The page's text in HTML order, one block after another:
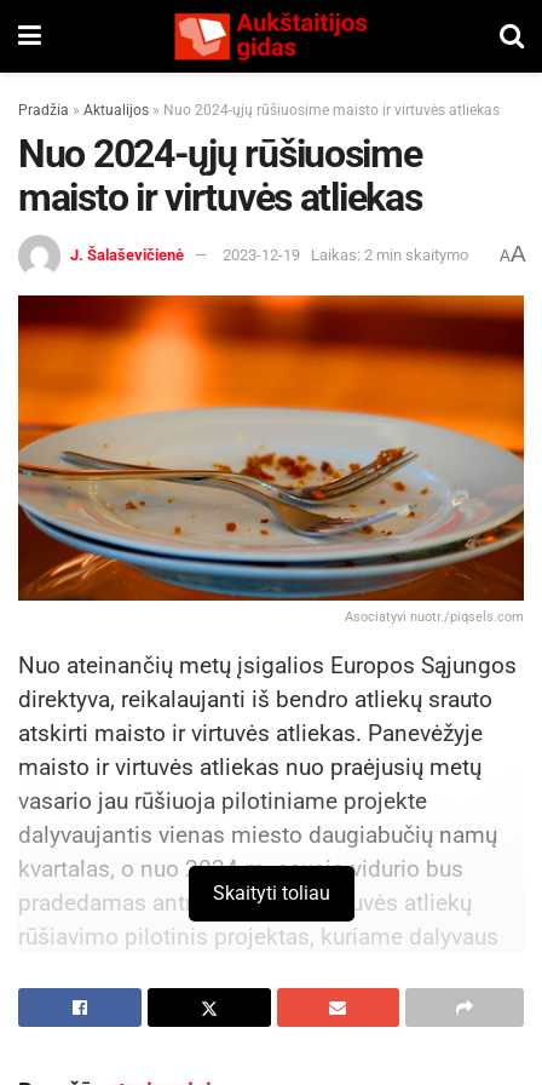
Pradžia » Aktualijos » Nuo 2024-ųjų rūšiuosime maisto ir virtuvės atliekas
Nuo 2024-ųjų rūšiuosime
maisto ir virtuvės atliekas
J. Šalaševičienė 2023-12-19 Laikas: 2 min skaitymo AA
Asociatyvi nuotr./piqsels.com
Nuo ateinančių metų įsigalios Europos Sąjungos
direktyva, reikalaujanti iš bendro atliekų srauto
atskirti maisto ir virtuvės atliekas. Panevėžyje
maisto ir virtuvės atliekas nuo praėjusių metų
vasario jau rūšiuoja pilotiniame projekte
dalyvaujantis vienas miesto daugiabučių namų
kvartalas, o nuo 2024 m. sausio vidurio bus
pradedamas antras maisto ir virtuvės atliekų
rūšiavimo pilotinis projektas, kuriame dalyvaus
Pasak Panevėžio miesto savivaldybės
Skaityti toliau